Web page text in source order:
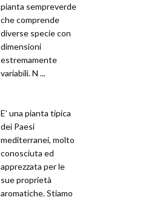
pianta sempreverde
che comprende
diverse specie con
dimensioni
estremamente
variabili. N ...
E’ una pianta tipica
dei Paesi
mediterranei, molto
conosciuta ed
apprezzata per le
sue proprietà
aromatiche. Stiamo